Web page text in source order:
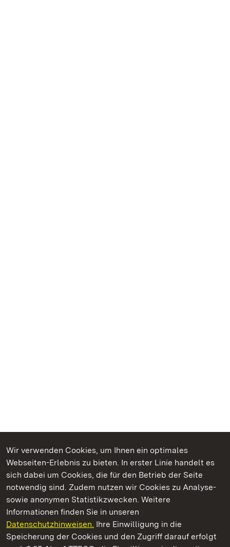
Wir verwenden Cookies, um Ihnen ein optimales
Webseiten-Erlebnis zu bieten. In erster Linie handelt es
sich dabei um Cookies, die für den Betrieb der Seite
notwendig sind. Zudem nutzen wir Cookies zu Analyse-
sowie anonymen Statistikzwecken. Weitere
Informationen finden Sie in unseren
Datenschutzhinweisen. Ihre Einwilligung in die
Speicherung der Cookies und den Zugriff darauf erfolgt
Kommen. Staunen. Genießen.
Schloss Heidelberg